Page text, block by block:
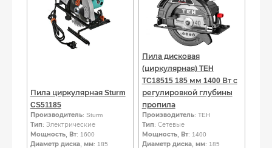
Пила циркулярная Sturm
CS51185
Производитель: Sturm
Тип: Электрические
Мощность, Вт: 1600
Диаметр диска, мм: 185
Пила дисковая
(циркулярная) TEH
TC18515 185 мм 1400 Вт с
регулировкой глубины
пропила
Производитель: TEH
Тип: Сетевые
Мощность, Вт: 1400
Диаметр диска, мм: 185